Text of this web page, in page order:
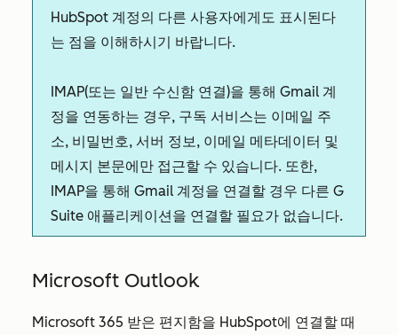
HubSpot 계정의 다른 사용자에게도 표시된다
는 점을 이해하시기 바랍니다.
IMAP(또는 일반 수신함 연결)을 통해 Gmail 계
정을 연동하는 경우, 구독 서비스는 이메일 주
소, 비밀번호, 서버 정보, 이메일 메타데이터 및
메시지 본문에만 접근할 수 있습니다. 또한,
IMAP을 통해 Gmail 계정을 연결할 경우 다른 G
Suite 애플리케이션을 연결할 필요가 없습니다.
Microsoft Outlook
Microsoft 365 받은 편지함을 HubSpot에 연결할 때